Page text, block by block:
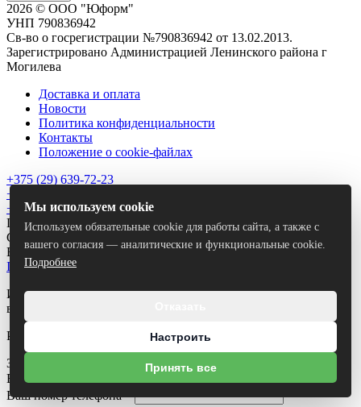
2026 © ООО "Юформ"
УНП 790836942
Св-во о госрегистрации №790836942 от 13.02.2013.
Зарегистрировано Администрацией Ленинского района г
Могилева
Доставка и оплата
Новости
Политика конфиденциальности
Контакты
Положение о cookie-файлах
+375 (29) 639-72-23
+375 (29) 174-27-32
+375 (222) 74-39-12
Пн-Пт.: 10.00 - 18.00
Сб.: выходной
Вс.: выходной
Instagram
Использование материалов сайта только с разрешения
владельца.
Разработка сайта
Dessites.by
Заказать звонок
Ваше имя
Ваш номер телефона*
Мы используем cookie
Используем обязательные cookie для работы сайта, а также с
вашего согласия — аналитические и функциональные cookie.
Подробнее
Настроить
Принять все